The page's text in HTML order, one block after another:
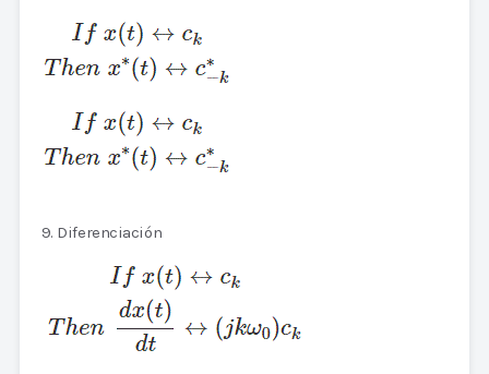
9. Diferenciación